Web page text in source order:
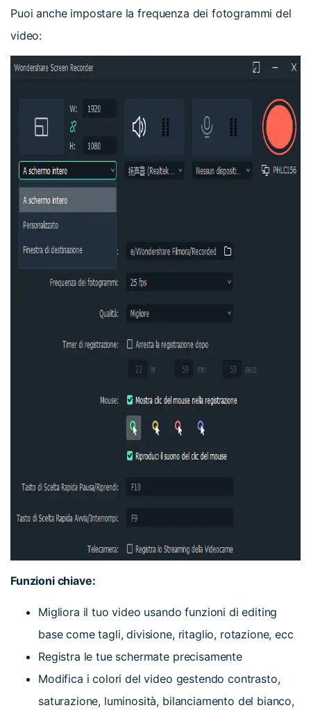
Puoi anche impostare la frequenza dei fotogrammi del
video:
Funzioni chiave:
Migliora il tuo video usando funzioni di editing
base come tagli, divisione, ritaglio, rotazione, ecc
Registra le tue schermate precisamente
Modifica i colori del video gestendo contrasto,
saturazione, luminosità, bilanciamento del bianco,